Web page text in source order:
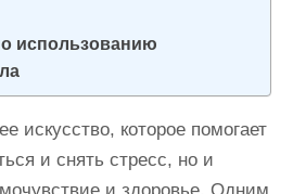
использованию
искусство, которое помогает
и снять стресс, но и